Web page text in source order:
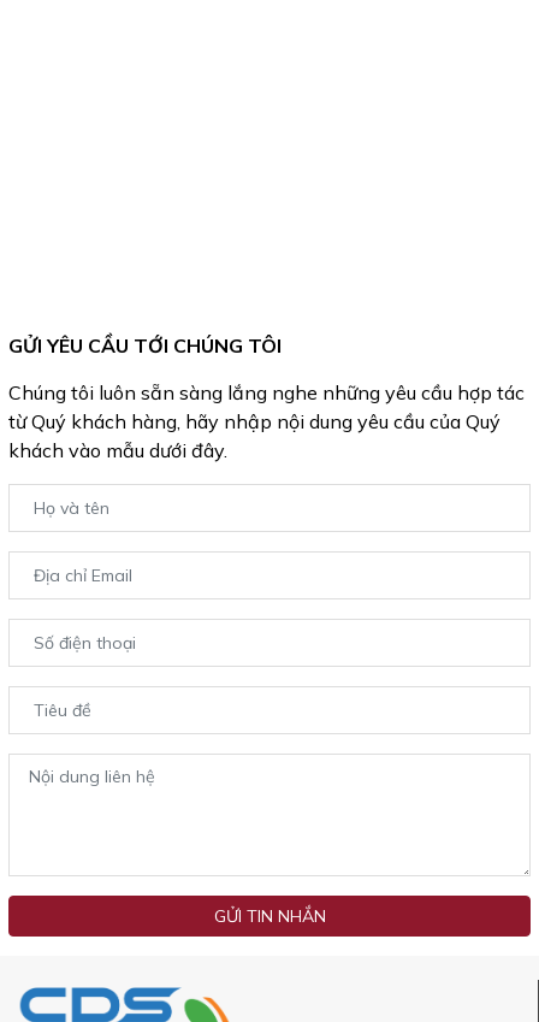
GỬI YÊU CẦU TỚI CHÚNG TÔI
Chúng tôi luôn sẵn sàng lắng nghe những yêu cầu hợp tác
từ Quý khách hàng, hãy nhập nội dung yêu cầu của Quý
khách vào mẫu dưới đây.
GỬI TIN NHẮN